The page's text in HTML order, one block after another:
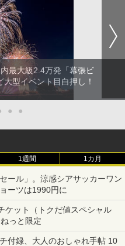
最大級2.4万発「幕張ビ
型イベント目白押し！
● ●
1週間 1カ月
ール」。涼感シアサッカーワン
ーツは1990円に
ケット（トクだ値スペシャル
っと限定
付録、大人のおしゃれ手帖 10